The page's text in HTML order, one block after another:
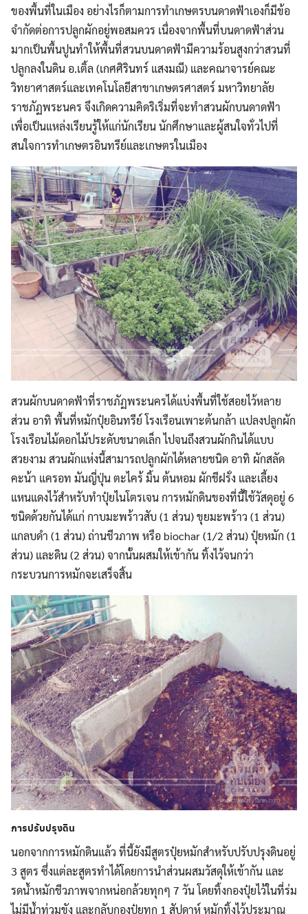
ของพื้นที่ในเมือง อย่างไรก็ตามการทำเกษตรบนดาดฟ้าเองก็มีข้อ
จำกัดต่อการปลูกผักอยู่พอสมควร เนื่องจากพื้นที่บนดาดฟ้าส่วน
มากเป็นพื้นปูนทำให้พื้นที่สวนบนดาดฟ้ามีความร้อนสูงกว่าสวนที่
ปลูกลงในดิน อ.เติ้ล (เกศศิรินทร์ แสงมณี) และคณาจารย์คณะ
วิทยาศาสตร์และเทคโนโลยีสาขาเกษตรศาสตร์ มหาวิทยาลัย
ราชภัฏพระนคร จึงเกิดความคิดริเริ่มที่จะทำสวนผักบนดาดฟ้า
เพื่อเป็นแหล่งเรียนรู้ให้แก่นักเรียน นักศึกษาและผู้สนใจทั่วไปที่
สนใจการทำเกษตรอินทรีย์และเกษตรในเมือง
สวนผักบนดาดฟ้าที่ราชภัฏพระนครได้แบ่งพื้นที่ใช้สอยไว้หลาย
ส่วน อาทิ พื้นที่หมักปุ๋ยอินทรีย์ โรงเรือนเพาะต้นกล้า แปลงปลูกผัก
โรงเรือนไม้ดอกไม้ประดับขนาดเล็ก ไปจนถึงสวนผักกินได้แบบ
สวยงาม สวนผักแห่งนี้สามารถปลูกผักได้หลายชนิด อาทิ ผักสลัด
คะน้า แครอท มันญี่ปุ่น ตะไคร้ มิ้น ต้นหอม ผักชีฝรั่ง และเลี้ยง
แหนแดงไว้สำหรับทำปุ๋ยไนโตรเจน การหมักดินของที่นี้ใช้วัสดุอยู่ 6
ชนิดด้วยกันได้แก่ กาบมะพร้าวสับ (1 ส่วน) ขุยมะพร้าว (1 ส่วน)
แกลบดำ (1 ส่วน) ถ่านชีวภาพ หรือ biochar (1/2 ส่วน) ปุ๋ยหมัก (1
ส่วน) และดิน (2 ส่วน) จากนั้นผสมให้เข้ากัน ทิ้งไว้จนกว่า
กระบวนการหมักจะเสร็จสิ้น
การปรับปรุงดิน
นอกจากการหมักดินแล้ว ที่นี้ยังมีสูตรปุ๋ยหมักสำหรับปรับปรุงดินอยู่
3 สูตร ซึ่งแต่ละสูตรทำได้โดยการนำส่วนผสมวัสดุให้เข้ากัน และ
รดน้ำหมักชีวภาพจากหน่อกล้วยทุกๆ 7 วัน โดยทิ้งกองปุ๋ยไว้ในที่ร่ม
ไม่มีน้ำท่วมขัง และกลับกองปุ๋ยทุก 1 สัปดาห์ หมักทิ้งไว้ประมาณ